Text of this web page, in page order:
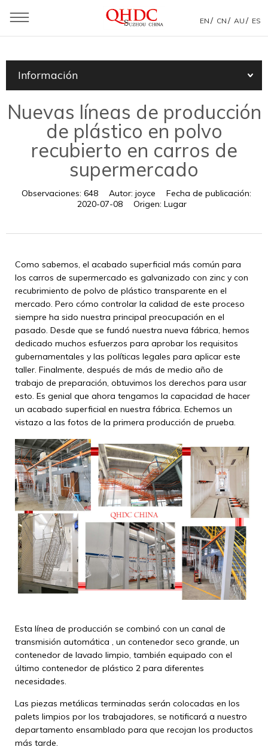
EN / CN / AU / ES
Casa
» Información » Noticias de la compañía
»
Nuevas líneas de producción de plástico en polvo
Información
Nuevas líneas de producción
de plástico en polvo
recubierto en carros de
supermercado
Observaciones: 648 Autor: joyce
Fecha de publicación:
2020-07-08
Origen: Lugar
Como sabemos, el acabado superficial más común para
los carros de supermercado es galvanizado con zinc y con
recubrimiento de polvo de plástico transparente en el
mercado. Pero cómo controlar la calidad de este proceso
siempre ha sido nuestra principal preocupación en el
pasado. Desde que se fundó nuestra nueva fábrica, hemos
dedicado muchos esfuerzos para aprobar los requisitos
gubernamentales y las políticas legales para aplicar este
taller. Finalmente, después de más de medio año de
trabajo de preparación, obtuvimos los derechos para usar
esto. Es genial que ahora tengamos la capacidad de hacer
un acabado superficial en nuestra fábrica. Echemos un
vistazo a las fotos de la primera producción de prueba.
Esta línea de producción se combinó con un canal de
transmisión automática , un contenedor seco grande, un
contenedor de lavado limpio, también equipado con el
último contenedor de plástico 2 para diferentes
necesidades.
Las piezas metálicas terminadas serán colocadas en los
palets limpios por los trabajadores, se notificará a nuestro
departamento ensamblado para que recojan los productos
más tarde.